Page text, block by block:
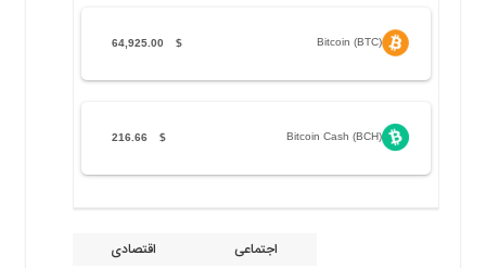
Bitcoin (BTC)
$
64,925.00
Bitcoin Cash (BCH)
$
216.66
اجتماعی اقتصادی